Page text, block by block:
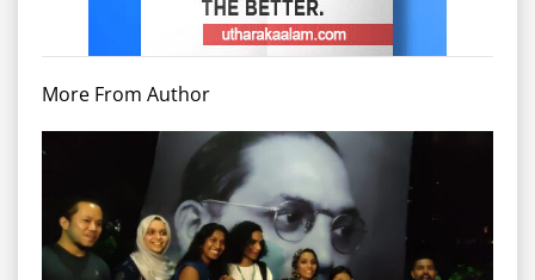
More From Author